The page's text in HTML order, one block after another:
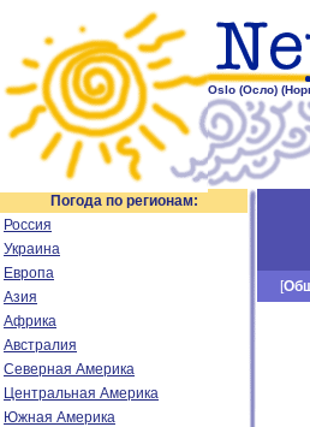
Oslo (Осло)
Погода по регионам:
Россия
Украина
Европа
Азия
Африка
Австралия
Северная Америка
Центральная Америка
Южная Америка
[